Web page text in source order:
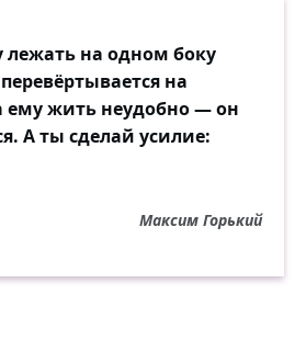
лежать на одном боку
на
ему жить неудобно — он
А ты сделай усилие:
Максим Горький